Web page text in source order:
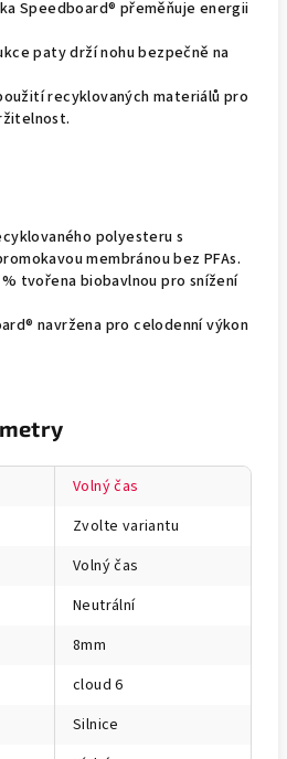
Speedboard® přeměňuje energii
paty drží nohu bezpečně na
recyklovaných materiálů pro
polyesteru s
membránou bez PFAs.
tvořena biobavlnou pro snížení
navržena pro celodenní výkon
Volný čas
Zvolte variantu
Volný čas
Neutrální
8mm
cloud 6
Silnice